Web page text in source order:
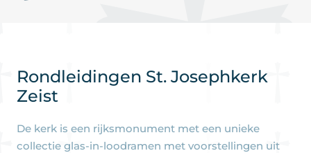
Rondleidingen St. Josephkerk
Zeist
De kerk is een rijksmonument met een unieke
collectie glas-in-loodramen met voorstellingen uit